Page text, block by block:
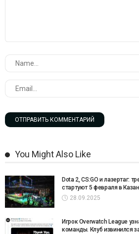
You Might Also Like
Dota 2, CS:GO и лазертаг:
стартуют 5 февраля в
28.09.2025
Игрок Overwatch League
команды. Клуб извинился